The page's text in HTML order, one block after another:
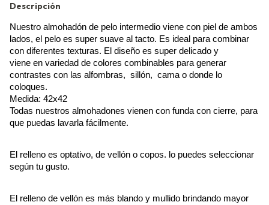
Descripción
Nuestro almohadón de pelo intermedio viene con piel de ambos
lados, el pelo es super suave al tacto. Es ideal para combinar
con diferentes texturas. El diseño es super delicado y
viene en variedad de colores combinables para generar
contrastes con las alfombras,  sillón,  cama o donde lo
coloques.
Medida: 42x42
Todas nuestros almohadones vienen con funda con cierre, para
que puedas lavarla fácilmente.
El relleno es optativo, de vellón o copos. lo puedes seleccionar
según tu gusto.
El relleno de vellón es más blando y mullido brindando mayor